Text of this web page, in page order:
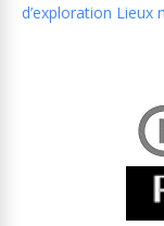
d’exploration